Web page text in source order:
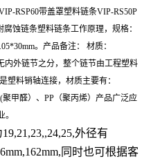
RSP60带盖罩塑料链条VIP-RS50P
蚀链条塑料链条工作原理，规格：
。产品备注： 材质：
内外链节之分，整个链节由工程塑料
塑料销轴连接，材质主要有：
甲醛）、PP（聚丙烯）产品广泛应
外径有
同时也可根据客